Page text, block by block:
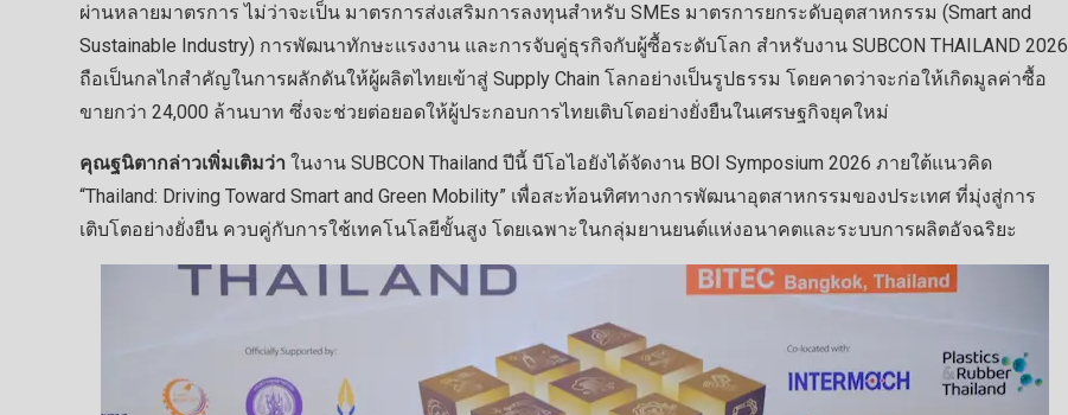
ผ่านหลายมาตรการ ไม่ว่าจะเป็น มาตรการส่งเสริมการลงทุนสำหรับ SMEs มาตรการยกระดับอุตสาหกรรม (Smart and
Sustainable Industry) การพัฒนาทักษะแรงงาน และการจับคู่ธุรกิจกับผู้ซื้อระดับโลก สำหรับงาน SUBCON THAILAND 2026
ถือเป็นกลไกสำคัญในการผลักดันให้ผู้ผลิตไทยเข้าสู่ Supply Chain โลกอย่างเป็นรูปธรรม โดยคาดว่าจะก่อให้เกิดมูลค่าซื้อ
ขายกว่า 24,000 ล้านบาท ซึ่งจะช่วยต่อยอดให้ผู้ประกอบการไทยเติบโตอย่างยั่งยืนในเศรษฐกิจยุคใหม่
คุณฐนิตากล่าวเพิ่มเติมว่า ในงาน SUBCON Thailand ปีนี้ บีโอไอยังได้จัดงาน BOI Symposium 2026 ภายใต้แนวคิด
“Thailand: Driving Toward Smart and Green Mobility” เพื่อสะท้อนทิศทางการพัฒนาอุตสาหกรรมของประเทศ ที่มุ่งสู่การ
เติบโตอย่างยั่งยืน ควบคู่กับการใช้เทคโนโลยีขั้นสูง โดยเฉพาะในกลุ่มยานยนต์แห่งอนาคตและระบบการผลิตอัจฉริยะ